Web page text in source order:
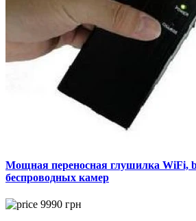
Мощная переносная глушилка WiFi,
беспроводных камер
9990 грн